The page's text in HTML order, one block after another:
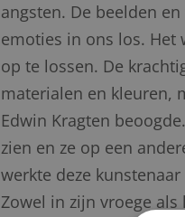
angsten. De beelden
emoties in ons los. Het
op te lossen. De
materialen en kleuren,
Edwin Kragten
zien en ze op een
werkte deze
Zowel in zijn vroege